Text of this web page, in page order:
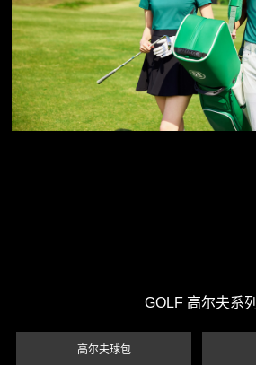
GOLF 高尔夫系列
高尔夫球包